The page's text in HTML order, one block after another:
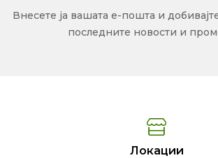
Внесете ја вашата е-пошта и
последните новости и
Локации